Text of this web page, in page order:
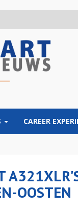
CAREER
OOSTEN